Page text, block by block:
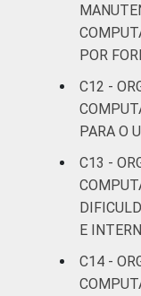
POR
C12 -
PARA O
C13 -
E
C14 -